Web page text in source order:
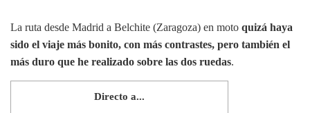
La ruta desde Madrid a Belchite (Zaragoza) en moto quizá haya
sido el viaje más bonito, con más contrastes, pero también el
más duro que he realizado sobre las dos ruedas.
Directo a...